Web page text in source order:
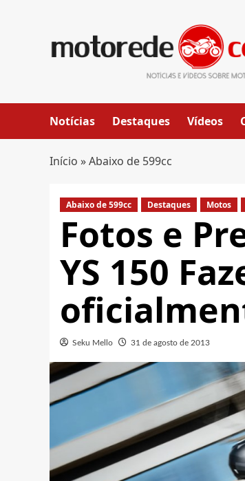
Notícias Destaques Vídeos
Início »Abaixo de 599cc
Abaixo de 599cc Destaques Motos
Fotos e
YS 150
Seku Mello 31 de agosto de 2013